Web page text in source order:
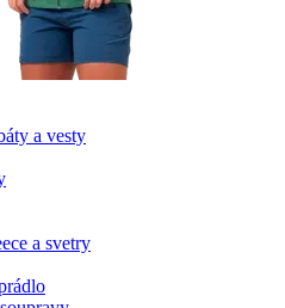
a vesty
a svetry